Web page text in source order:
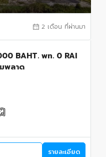
2 เดือน ที่ผ่านมา
BAHT. พท. 0 RAI
พลาด
รายละเอียด